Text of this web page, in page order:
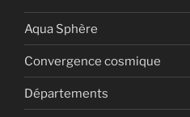
Aqua Sphère
Convergence cosmique
Départements